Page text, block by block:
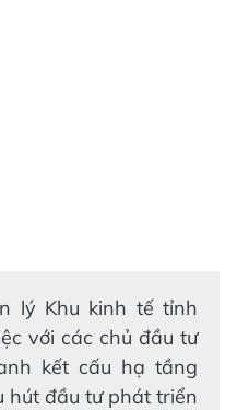
lý Khu kinh tế tỉnh
với các chủ đầu tư
kết cấu hạ tầng
hút đầu tư phát triển